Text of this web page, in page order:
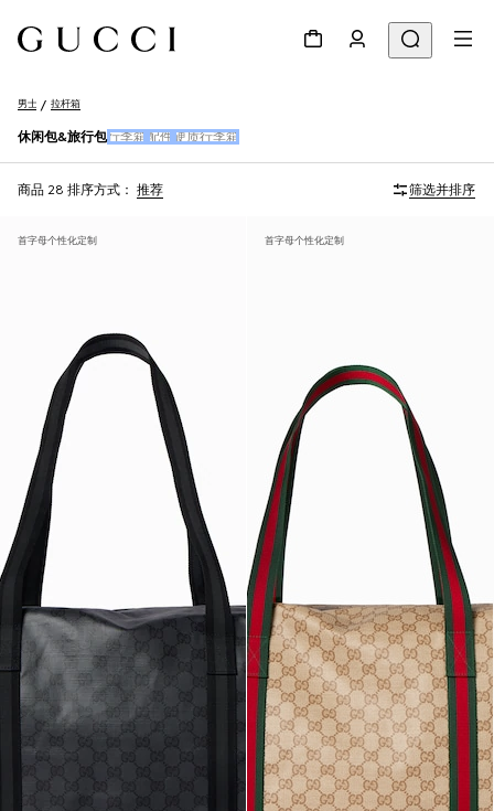
男士 拉杆箱
休闲包&旅行包行李箱 配件 硬质行李箱
商品 28 排序方式： 推荐 筛选并排序
首字母个性化定制 首字母个性化定制